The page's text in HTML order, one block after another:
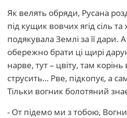
Як велять обряди, Русана
під кущик вовчих ягід сіль
подякувала Землі за її дари.
обережно брати ці щирі
нарве, тут – цвіту, там
струсить… Рве, підкопує, а
Тільки вогник болотяний
- От підемо ми з тобою,